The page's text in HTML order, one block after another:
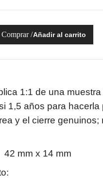
Añadir al carrito
1:1 de una
1,5 años para
y el cierre genuinos;
mm x 14 mm